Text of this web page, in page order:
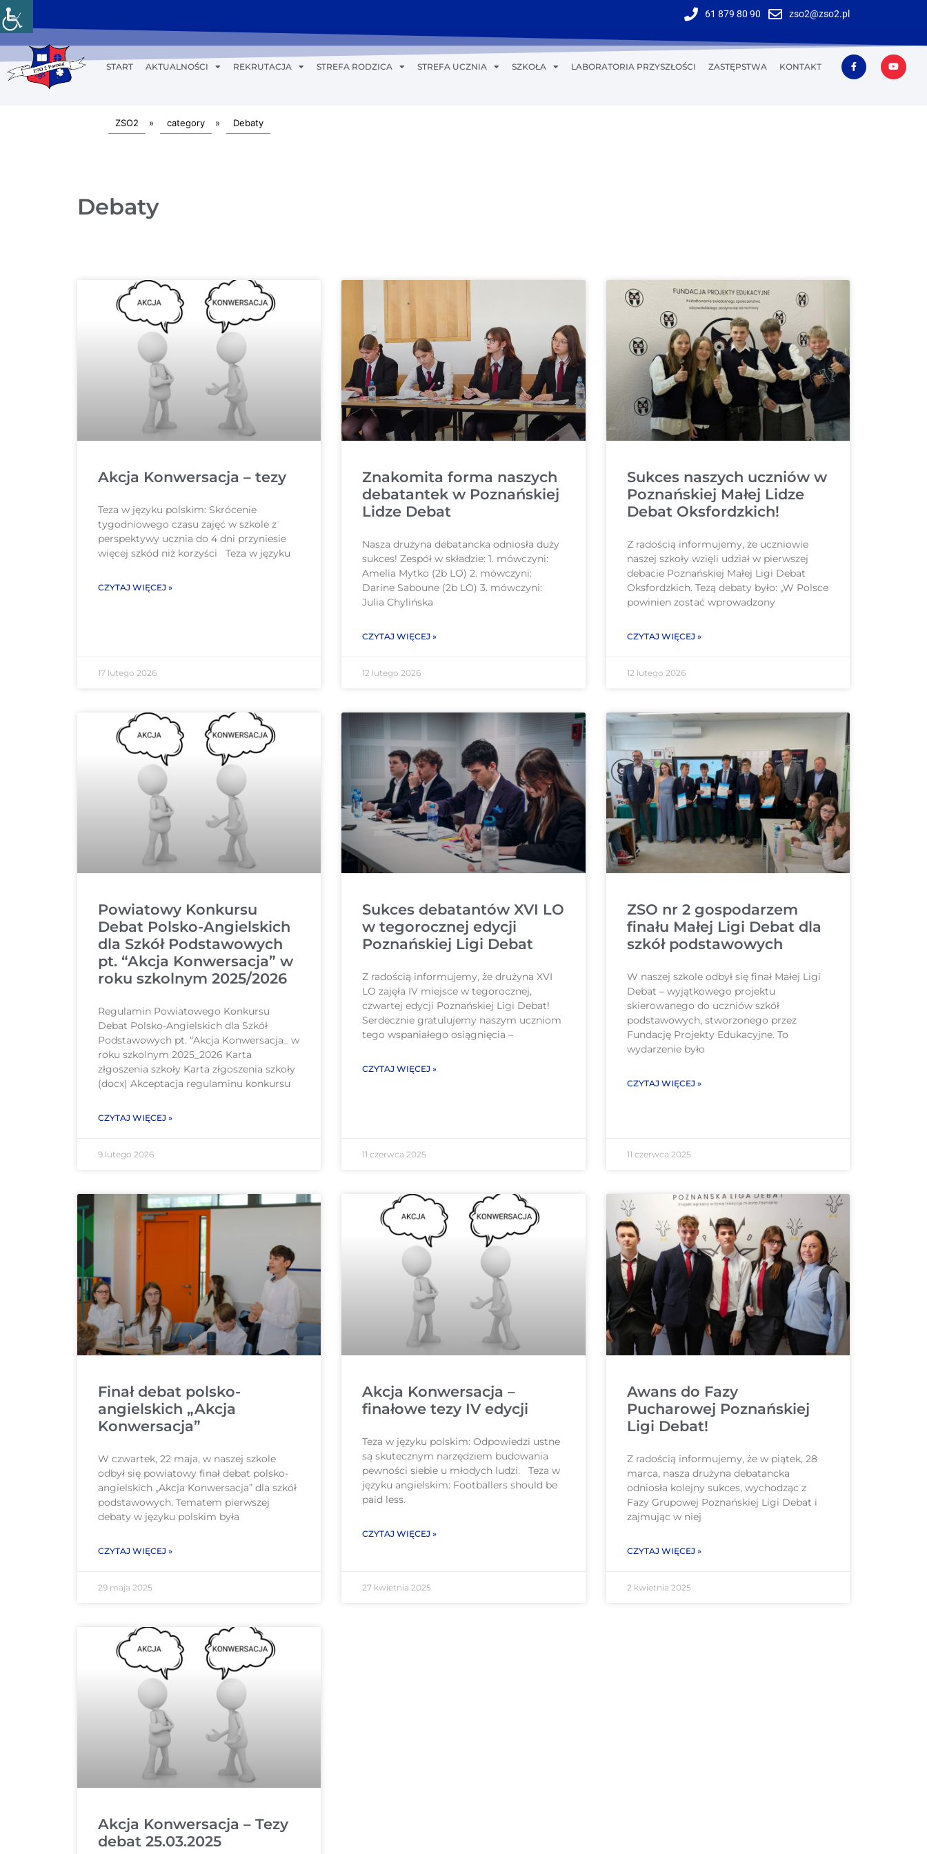
61 879 80 90 zso2@zso2.pl
START AKTUALNOŚCI REKRUTACJA STREFA RODZICA STREFA UCZNIA SZKOŁA LABORATORIA PRZYSZŁOŚCI ZASTĘPSTWA KONTAKT
ZSO2 » category » Debaty
Debaty
Akcja Konwersacja – tezy
Teza w języku polskim: Skrócenie
tygodniowego czasu zajęć w szkole z
perspektywy ucznia do 4 dni przyniesie
więcej szkód niż korzyści Teza w języku
CZYTAJ WIĘCEJ »
17 lutego 2026
Znakomita forma naszych
debatantek w Poznańskiej
Lidze Debat
Nasza drużyna debatancka odniosła duży
sukces! Zespół w składzie: 1. mówczyni:
Amelia Mytko (2b LO) 2. mówczyni:
Darine Saboune (2b LO) 3. mówczyni:
Julia Chylińska
CZYTAJ WIĘCEJ »
12 lutego 2026
Sukces naszych uczniów w
Poznańskiej Małej Lidze
Debat Oksfordzkich!
Z radością informujemy, że uczniowie
naszej szkoły wzięli udział w pierwszej
debacie Poznańskiej Małej Ligi Debat
Oksfordzkich. Tezą debaty było: „W Polsce
powinien zostać wprowadzony
CZYTAJ WIĘCEJ »
12 lutego 2026
Powiatowy Konkursu
Debat Polsko-Angielskich
dla Szkół Podstawowych
pt. “Akcja Konwersacja” w
roku szkolnym 2025/2026
Regulamin Powiatowego Konkursu
Debat Polsko-Angielskich dla Szkół
Podstawowych pt. “Akcja Konwersacja_ w
roku szkolnym 2025_2026 Karta
złgoszenia szkoły Karta złgoszenia szkoły
(docx) Akceptacja regulaminu konkursu
CZYTAJ WIĘCEJ »
9 lutego 2026
Sukces debatantów XVI LO
w tegorocznej edycji
Poznańskiej Ligi Debat
Z radością informujemy, że drużyna XVI
LO zajęła IV miejsce w tegorocznej,
czwartej edycji Poznańskiej Ligi Debat!
Serdecznie gratulujemy naszym uczniom
tego wspaniałego osiągnięcia –
CZYTAJ WIĘCEJ »
11 czerwca 2025
ZSO nr 2 gospodarzem
finału Małej Ligi Debat dla
szkół podstawowych
W naszej szkole odbył się finał Małej Ligi
Debat – wyjątkowego projektu
skierowanego do uczniów szkół
podstawowych, stworzonego przez
Fundację Projekty Edukacyjne. To
wydarzenie było
CZYTAJ WIĘCEJ »
11 czerwca 2025
Finał debat polsko-
angielskich „Akcja
Konwersacja”
W czwartek, 22 maja, w naszej szkole
odbył się powiatowy finał debat polsko-
angielskich „Akcja Konwersacja” dla szkół
podstawowych. Tematem pierwszej
debaty w języku polskim była
CZYTAJ WIĘCEJ »
29 maja 2025
Akcja Konwersacja –
finałowe tezy IV edycji
Teza w języku polskim: Odpowiedzi ustne
są skutecznym narzędziem budowania
pewności siebie u młodych ludzi. Teza w
języku angielskim: Footballers should be
paid less.
CZYTAJ WIĘCEJ »
27 kwietnia 2025
Awans do Fazy
Pucharowej Poznańskiej
Ligi Debat!
Z radością informujemy, że w piątek, 28
marca, nasza drużyna debatancka
odniosła kolejny sukces, wychodząc z
Fazy Grupowej Poznańskiej Ligi Debat i
zajmując w niej
CZYTAJ WIĘCEJ »
2 kwietnia 2025
Akcja Konwersacja – Tezy
debat 25.03.2025